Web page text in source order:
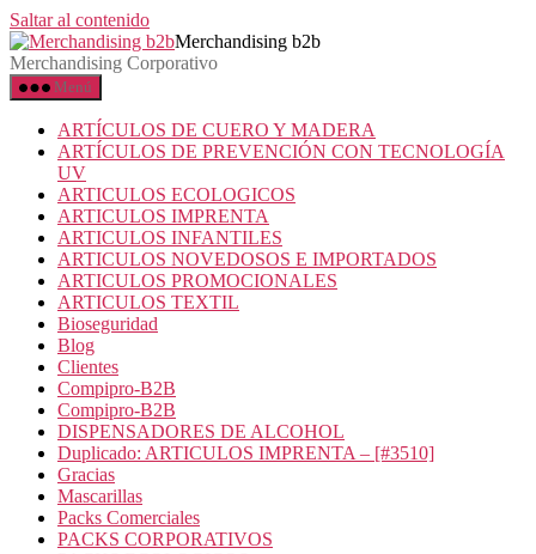
Saltar al contenido
Merchandising b2b
Merchandising Corporativo
Menú
ARTÍCULOS DE CUERO Y MADERA
ARTÍCULOS DE PREVENCIÓN CON TECNOLOGÍA
UV
ARTICULOS ECOLOGICOS
ARTICULOS IMPRENTA
ARTICULOS INFANTILES
ARTICULOS NOVEDOSOS E IMPORTADOS
ARTICULOS PROMOCIONALES
ARTICULOS TEXTIL
Bioseguridad
Blog
Clientes
Compipro-B2B
Compipro-B2B
DISPENSADORES DE ALCOHOL
Duplicado: ARTICULOS IMPRENTA – [#3510]
Gracias
Mascarillas
Packs Comerciales
PACKS CORPORATIVOS